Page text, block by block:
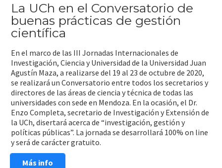
La UCh en el Conversatorio de
buenas prácticas de gestión
científica
En el marco de las III Jornadas Internacionales de
Investigación, Ciencia y Universidad de la Universidad Juan
Agustín Maza, a realizarse del 19 al 23 de octubre de 2020,
se realizará un Conversatorio entre todos los secretarios y
directores de las áreas de ciencia y técnica de todas las
universidades con sede en Mendoza. En la ocasión, el Dr.
Enzo Completa, secretario de Investigación y Extensión de
la UCh, disertará acerca de “investigación, gestión y
políticas públicas”. La jornada se desarrollará 100% on line
y será de carácter gratuito.
Más info